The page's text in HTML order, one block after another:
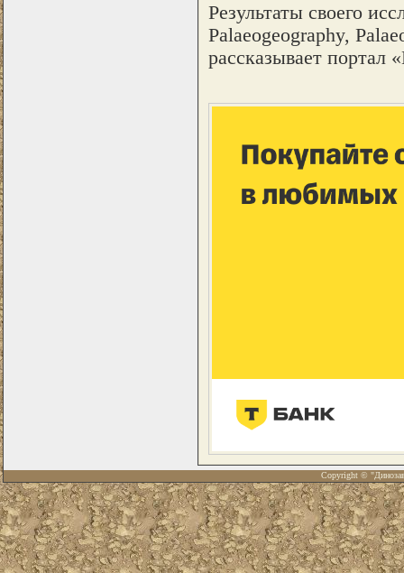
Результаты своего
Palaeogeography,
рассказывает портал
Copyright ©